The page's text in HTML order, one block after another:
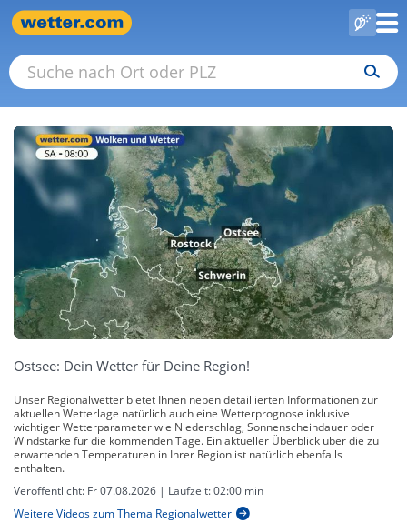
Ostsee: Dein Wetter für Deine Region!
Unser Regionalwetter bietet Ihnen neben detaillierten Informationen zur
aktuellen Wetterlage natürlich auch eine Wetterprognose inklusive
wichtiger Wetterparameter wie Niederschlag, Sonnenscheindauer oder
Windstärke für die kommenden Tage. Ein aktueller Überblick über die zu
erwartenden Temperaturen in Ihrer Region ist natürlich ebenfalls
enthalten.
Veröffentlicht: Fr 07.08.2026 | Laufzeit:02:00 min
Weitere Videos zum Thema Regionalwetter